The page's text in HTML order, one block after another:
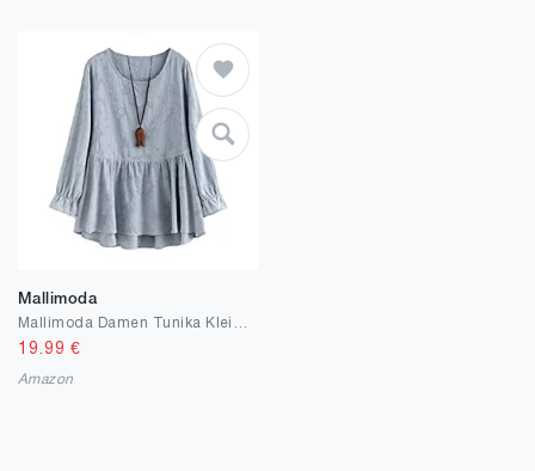
Mallimoda
19.99 €
Amazon